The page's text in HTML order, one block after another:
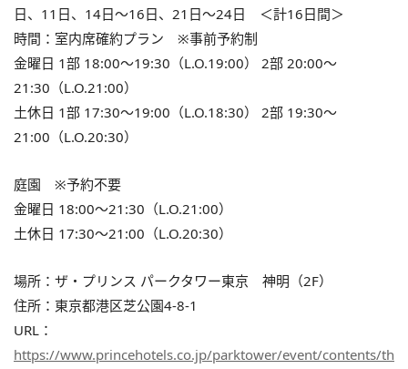
日、11日、14日〜16日、21日〜24日 ＜計16日間＞
時間：室内席確約プラン ※事前予約制
金曜日 1部 18:00〜19:30（L.O.19:00） 2部 20:00〜
21:30（L.O.21:00）
土休日 1部 17:30〜19:00（L.O.18:30） 2部 19:30〜
21:00（L.O.20:30）
庭園 ※予約不要
金曜日 18:00〜21:30（L.O.21:00）
土休日 17:30〜21:00（L.O.20:30）
場所：ザ・プリンス パークタワー東京 神明（2F）
住所：東京都港区芝公園4-8-1
URL：
https://www.princehotels.co.jp/parktower/event/contents/th